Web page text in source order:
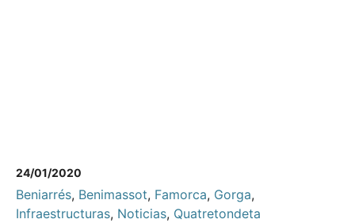
24/01/2020
Beniarrés, Benimassot, Famorca, Gorga,
Infraestructuras, Noticias, Quatretondeta